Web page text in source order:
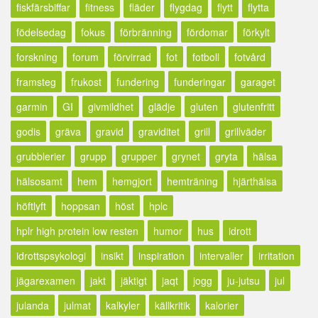
fiskfärsbiffar
fitness fläder flygdag flytt
flytta
födelsedag
fokus förbränning fördomar
förkylt
forskning
forum förvirrad fot fotboll
fotvård
framsteg
frukost fundering funderingar
garaget
garmin
GI givmildhet glädje gluten
glutenfritt
godis
gräva gravid graviditet grill
grillväder
grubblerier
grupp grupper grynet gryta
hälsa
hälsosamt
hem hemgjort hemträning
hjärthälsa
höftlyft
hoppsan höst
hplc
hplr high protein low resten
humor hus
idrott
idrottspsykologi
insikt inspiration intervaller
irritation
jägarexamen
jakt jäktigt jaqt jogg ju-jutsu
jul
julanda
julmat kalkyler källkritik kalorier